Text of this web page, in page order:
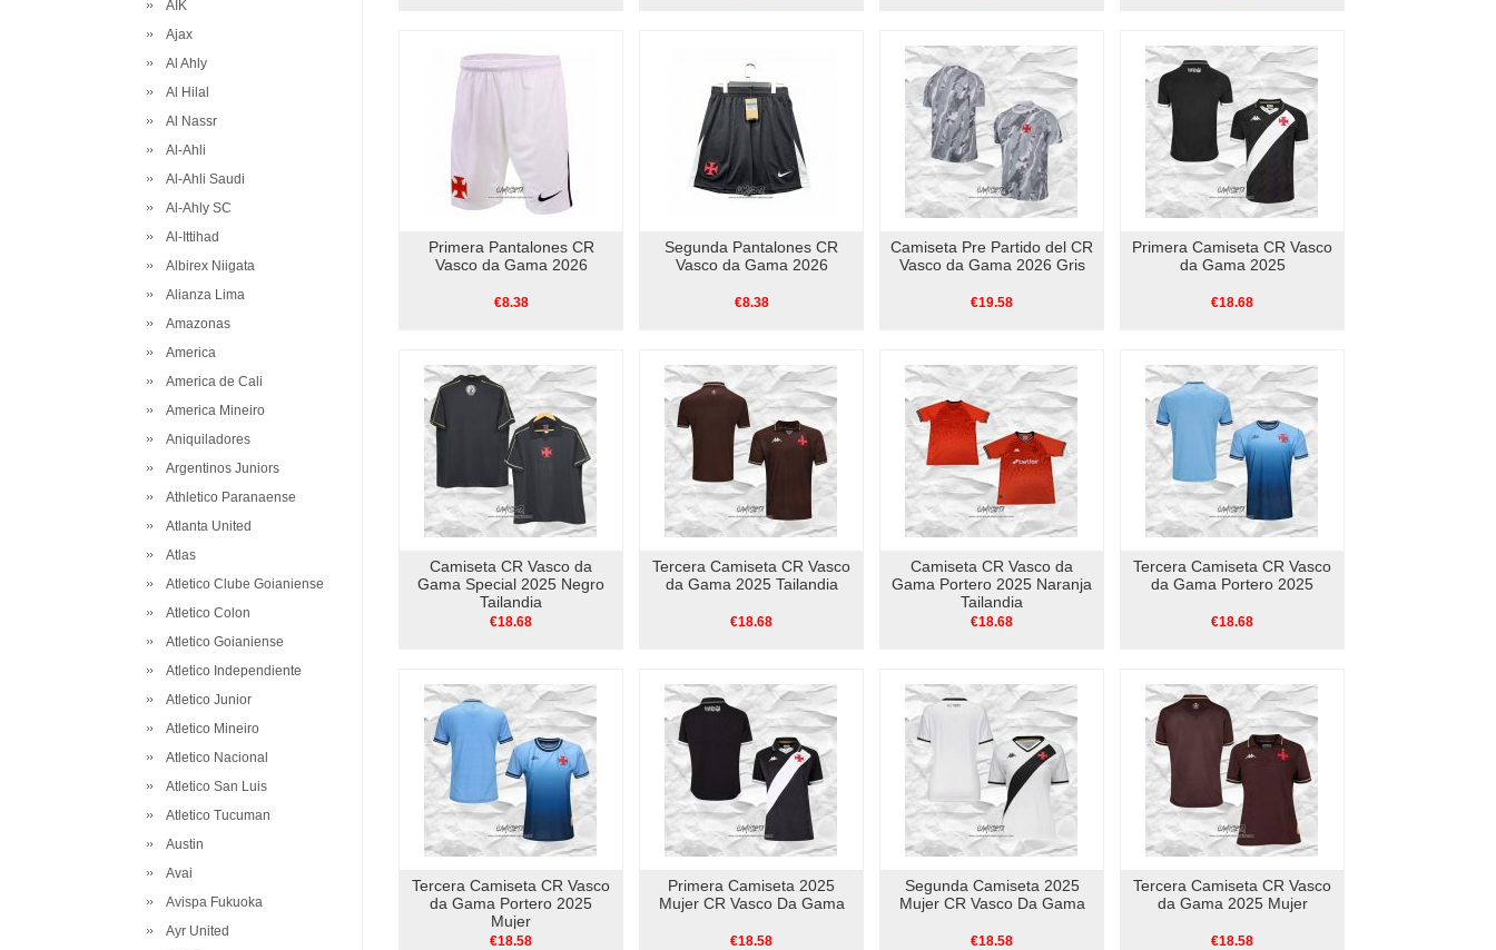
AIK
Ajax
Al Ahly
Al Hilal
Al Nassr
Al-Ahli
Al-Ahli Saudi
Al-Ahly SC
Al-Ittihad
Albirex Niigata
Alianza Lima
Amazonas
America
America de Cali
America Mineiro
Aniquiladores
Argentinos Juniors
Athletico Paranaense
Atlanta United
Atlas
Atletico Clube Goianiense
Atletico Colon
Atletico Goianiense
Atletico Independiente
Atletico Junior
Atletico Mineiro
Atletico Nacional
Atletico San Luis
Atletico Tucuman
Austin
Avai
Avispa Fukuoka
Ayr United
Primera Pantalones CR
Vasco da Gama 2026
€8.38
Segunda Pantalones CR
Vasco da Gama 2026
€8.38
Camiseta Pre Partido del CR
Vasco da Gama 2026 Gris
€19.58
Primera Camiseta CR Vasco
da Gama 2025
€18.68
Camiseta CR Vasco da
Gama Special 2025 Negro
Tailandia
€18.68
Tercera Camiseta CR Vasco
da Gama 2025 Tailandia
€18.68
Camiseta CR Vasco da
Gama Portero 2025 Naranja
Tailandia
€18.68
Tercera Camiseta CR Vasco
da Gama Portero 2025
€18.68
Tercera Camiseta CR Vasco
da Gama Portero 2025
Mujer
€18.58
Primera Camiseta 2025
Mujer CR Vasco Da Gama
€18.58
Segunda Camiseta 2025
Mujer CR Vasco Da Gama
€18.58
Tercera Camiseta CR Vasco
da Gama 2025 Mujer
€18.58